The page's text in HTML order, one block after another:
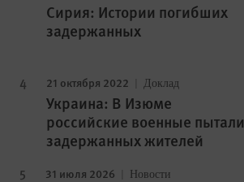
Сирия: Истории погибших
задержанных
21 октября 2022 Доклад
Украина: В Изюме
российские военные пытали
задержанных жителей
31 июля 2026 Новости